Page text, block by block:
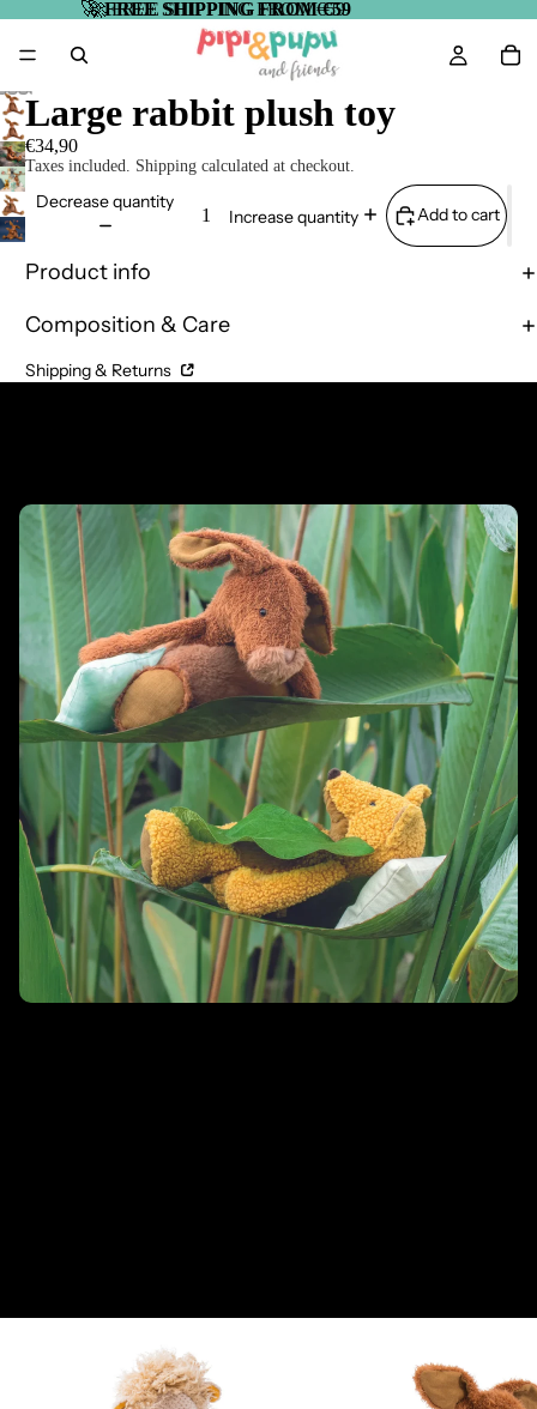
🚀FREE SHIPPING FROM €59
🚀 FREE SHIPPING FROM €59
Large rabbit plush toy
€34,90
Taxes included. Shipping calculated at checkout.
Decrease quantity
Increase quantity Add to cart
Product info
Composition & Care
Shipping & Returns